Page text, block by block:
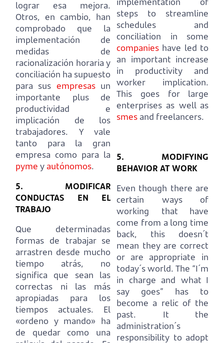
lograr esa mejora.
Otros, en cambio, han
comprobado que la
implementación de
medidas de
racionalización horaria y
conciliación ha supuesto
para sus empresasun
importante plus de
productividad e
implicación de los
trabajadores.
Y vale
tanto para la gran
empresa como para la
pyme y autónomos.
5. MODIFICAR
CONDUCTAS EN EL
TRABAJO
Que determinadas
formas de trabajar se
arrastren desde mucho
tiempo atrás, no
significa que sean las
correctas ni las más
apropiadas para los
tiempos actuales.
El
«ordeno y mando» ha
de quedar como una
steps to streamline
schedules and
conciliation in some
companies have led to
an important increase
in productivity and
worker implication.
This goes for large
enterprises as well as
smes and freelancers.
5. MODIFYING
BEHAVIOR AT WORK
Even though there are
certain ways of
working that have
come from a long time
back, this doesn´t
mean they are correct
or are appropriate in
today´s world. The “I´m
in charge and what I
say goes” has to
become a relic of the
past.
It the
administration´s
responsibility to adopt